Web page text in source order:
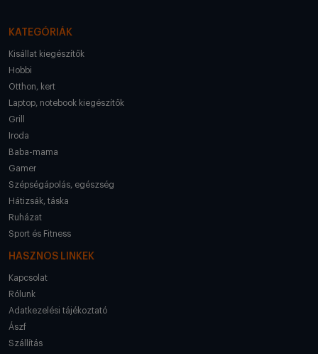
KATEGÓRIÁK
Kisállat kiegészítők
Hobbi
Otthon, kert
Laptop, notebook kiegészítők
Grill
Iroda
Baba-mama
Gamer
Szépségápolás, egészség
Hátizsák, táska
Ruházat
Sport és Fitness
HASZNOS LINKEK
Kapcsolat
Rólunk
Adatkezelési tájékoztató
Ászf
Szállítás